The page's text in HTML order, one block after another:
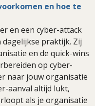
en hoe te
en een cyber-attack
dagelijkse praktijk. Zij
en de quick-wins
op cyber-
naar jouw organisatie
aanval altijd lukt,
als je organisatie